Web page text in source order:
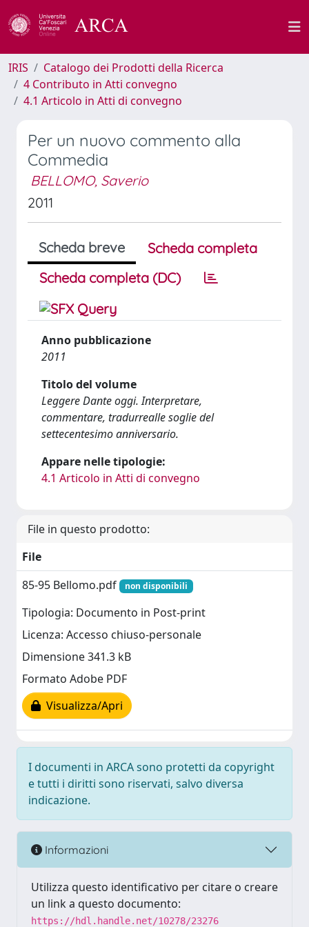
IRIS
Catalogo dei Prodotti della Ricerca
4 Contributo in Atti convegno
4.1 Articolo in Atti di convegno
Per un nuovo commento alla
Commedia
BELLOMO, Saverio
2011
Scheda breve
Scheda completa
Scheda completa (DC)
Anno pubblicazione
2011
Titolo del volume
Leggere Dante oggi. Interpretare,
commentare, tradurrealle soglie del
settecentesimo anniversario.
Appare nelle tipologie:
4.1 Articolo in Atti di convegno
File in questo prodotto:
File
85-95 Bellomo.pdf
non disponibili
Tipologia: Documento in Post-print
Licenza: Accesso chiuso-personale
Dimensione 341.3 kB
Formato Adobe PDF
Visualizza/Apri
I documenti in ARCA sono protetti da copyright
e tutti i diritti sono riservati, salvo diversa
indicazione.
Informazioni
Utilizza questo identificativo per citare o creare
un link a questo documento:
https://hdl.handle.net/10278/23276